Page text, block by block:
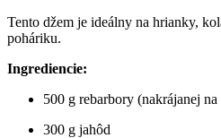
Tento džem je ideálny na hrianky,
poháriku.
Ingrediencie:
500 g rebarbory (nakrájanej
300 g jahôd